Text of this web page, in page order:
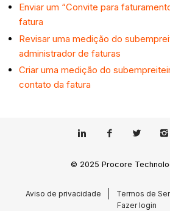
Enviar um “Convite para
fatura
Revisar uma medição do
administrador de faturas
Criar uma medição do
contato da fatura
© 2025 Procore
Aviso de privacidade Termos de
Fazer login